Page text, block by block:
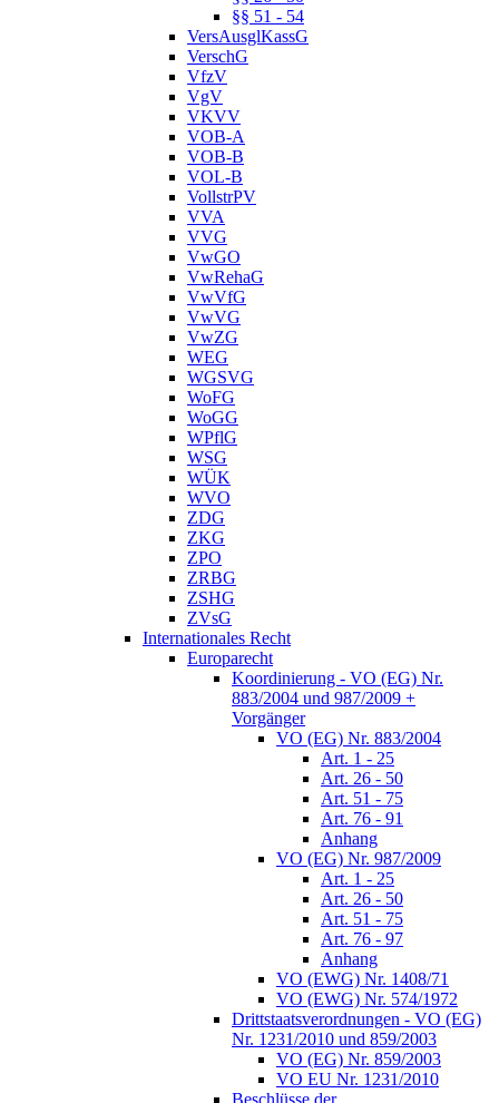
§§ 51 - 54
VersAusglKassG
VerschG
VfzV
VgV
VKVV
VOB-A
VOB-B
VOL-B
VollstrPV
VVA
VVG
VwGO
VwRehaG
VwVfG
VwVG
VwZG
WEG
WGSVG
WoFG
WoGG
WPflG
WSG
WÜK
WVO
ZDG
ZKG
ZPO
ZRBG
ZSHG
ZVsG
Internationales Recht
Europarecht
Koordinierung - VO (EG) Nr.
883/2004 und 987/2009 +
Vorgänger
VO (EG) Nr. 883/2004
Art. 1 - 25
Art. 26 - 50
Art. 51 - 75
Art. 76 - 91
Anhang
VO (EG) Nr. 987/2009
Art. 1 - 25
Art. 26 - 50
Art. 51 - 75
Art. 76 - 97
Anhang
VO (EWG) Nr. 1408/71
VO (EWG) Nr. 574/1972
Drittstaatsverordnungen - VO (EG)
Nr. 1231/2010 und 859/2003
VO (EG) Nr. 859/2003
VO EU Nr. 1231/2010
Beschlüsse der